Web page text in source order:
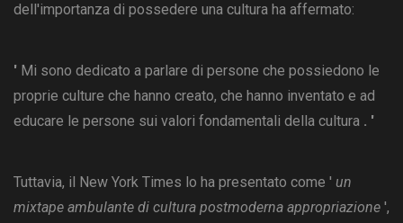
dell'importanza di possedere una cultura ha affermato:
' Mi sono dedicato a parlare di persone che possiedono le
proprie culture che hanno creato, che hanno inventato e ad
educare le persone sui valori fondamentali della cultura . '
Tuttavia, il New York Times lo ha presentato come ' un
mixtape ambulante di cultura postmoderna appropriazione ',